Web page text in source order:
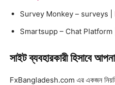
Survey Monkey – surveys |
Smartsupp – Chat Platform |
সাইট ব্যবহারকারী হিসাবে
FxBangladesh.com এর একজন নিয়মিত